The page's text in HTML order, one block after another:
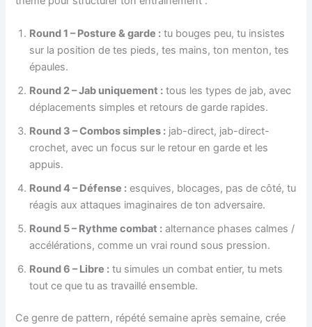
Round 1 – Posture & garde : tu bouges peu, tu insistes
sur la position de tes pieds, tes mains, ton menton, tes
épaules.
Round 2 – Jab uniquement : tous les types de jab, avec
déplacements simples et retours de garde rapides.
Round 3 – Combos simples : jab-direct, jab-direct-
crochet, avec un focus sur le retour en garde et les
appuis.
Round 4 – Défense : esquives, blocages, pas de côté, tu
réagis aux attaques imaginaires de ton adversaire.
Round 5 – Rythme combat : alternance phases calmes /
accélérations, comme un vrai round sous pression.
Round 6 – Libre : tu simules un combat entier, tu mets
tout ce que tu as travaillé ensemble.
Ce genre de pattern, répété semaine après semaine, crée